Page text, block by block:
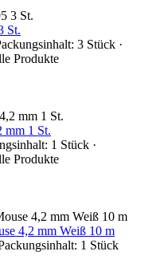
St.
3 Stück ·
Produkte
mm 1 St.
1 Stück ·
Produkte
4,2 mm Weiß 10 m
1 Stück